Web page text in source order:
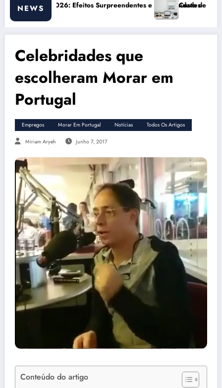
NEWS
Custo de vida em Portugal 2026: impactos reais e ajustes
Celebridades que
escolheram Morar em
Portugal
Empregos Morar Em Portugal Notícias Todos Os Artigos
Miriam Aryeh Junho 7, 2017
Conteúdo do artigo